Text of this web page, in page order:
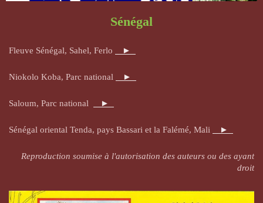
Sénégal
Fleuve Sénégal, Sahel, Ferlo ►
Niokolo Koba, Parc national ►
Saloum, Parc national ►
Sénégal oriental Tenda, pays Bassari et la Falémé, Mali ►
Reproduction soumise à l'autorisation des auteurs ou des ayant
droit